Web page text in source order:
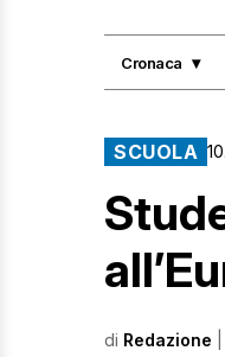
Cronaca
SCUOLA
di Redazione